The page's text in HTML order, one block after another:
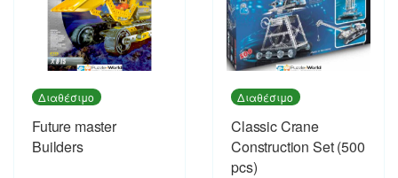
Διαθέσιμο
Future master
Builders
Διαθέσιμο
Classic Crane
Construction Set (500
pcs)